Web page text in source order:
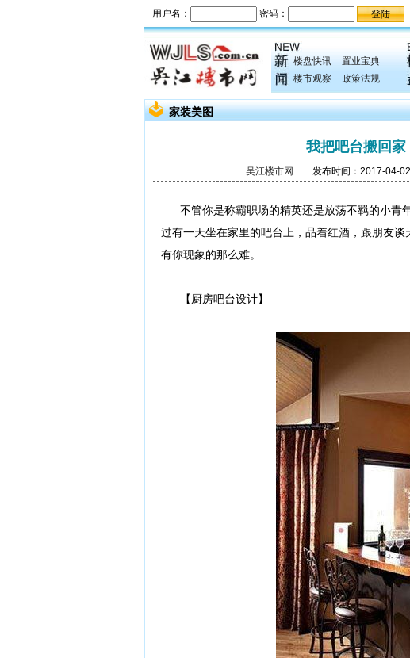
楼盘快讯
置业宝典
楼市观察
政策法规
家装美图
我把吧台搬回家
吴江楼市网 发布时间：2017-
不管你是称霸职场的精英还是放荡不羁的小青
过有一天坐在家里的吧台上，品着红酒，跟朋友
有你现象的那么难。
【厨房吧台设计】